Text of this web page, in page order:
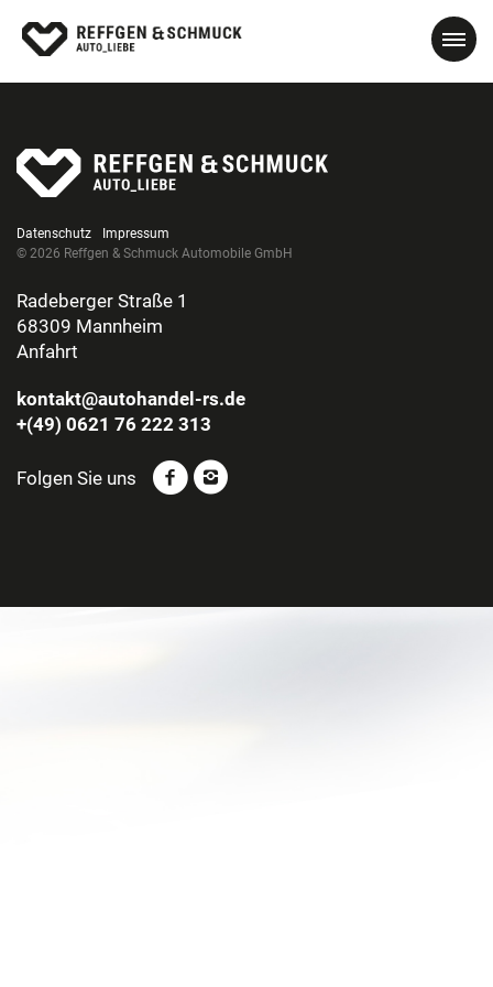
Datenschutz
Impressum
© 2026 Reffgen & Schmuck Automobile GmbH
Radeberger Straße 1
68309 Mannheim
Anfahrt
kontakt@autohandel-rs.de
+(49) 0621 76 222 313
Folgen Sie uns